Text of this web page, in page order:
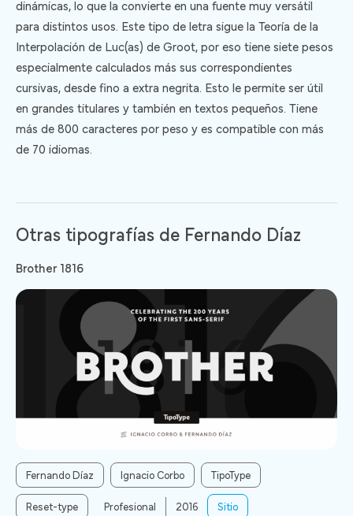
dinámicas, lo que la convierte en una fuente muy versátil
para distintos usos. Este tipo de letra sigue la Teoría de la
Interpolación de Luc(as) de Groot, por eso tiene siete pesos
especialmente calculados más sus correspondientes
cursivas, desde fino a extra negrita. Esto le permite ser útil
en grandes titulares y también en textos pequeños. Tiene
más de 800 caracteres por peso y es compatible con más
de 70 idiomas.
Otras tipografías de Fernando Díaz
Brother 1816
Profesional 2016 Sitio
Fernando Díaz Ignacio Corbo
TipoType
Reset-type